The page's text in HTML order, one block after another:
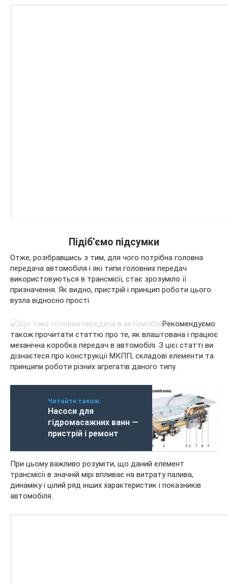
Підіб’ємо підсумки
Отже, розібравшись з тим, для чого потрібна головна
передача автомобіля і які типи головних передач
використовуються в трансмісії, стає зрозуміло її
призначення. Як видно, пристрій і принцип роботи цього
вузла відносно прості.
Рекомендуємо
також прочитати статтю про те, як влаштована і працює
механічна коробка передач в автомобілі. З цієї статті ви
дізнаєтеся про конструкції МКПП, складові елементи та
принципи роботи різних агрегатів даного типу.
Читайте також:
Насоси для
гідромасажних ванн —
пристрій і ремонт
При цьому важливо розуміти, що даний елемент
трансмісії в значній мірі впливає на витрату палива,
динаміку і цілий ряд інших характеристик і показників
автомобіля.